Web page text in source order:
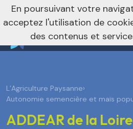
nivo_2026: 1
L’Agriculture Paysanne›
Autonomie semencière et maïs
ADDEAR de la Loire
En poursuivant votre
acceptez l'utilisation de
des contenus et